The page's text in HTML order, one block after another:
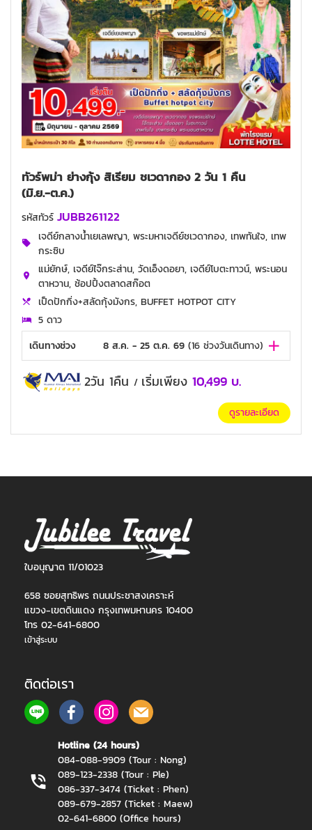
ทัวร์พม่า ย่างกุ้ง สิเรียม ชเวดากอง 2 วัน 1 คืน
(มิ.ย.-ต.ค.)
รหัสทัวร์ JUBB261122
เจดีย์กลางน้ำเยเลพญา, พระมหาเจดีย์ชเวดากอง, เทพทันใจ, เทพ
กระซิบ
แม่ยักษ์, เจดีย์ไจ๊กระส่าน, วัดเอ็งดอยา, เจดีย์โบตะทาวน์, พระนอน
ตาหวาน, ช้อปปิ้งตลาดสก๊อต
เป็ดปักกิ่ง+สลัดกุ้งมังกร, BUFFET HOTPOT CITY
5 ดาว
เดินทางช่วง
8 ส.ค. - 25 ต.ค. 69 (16 ช่วงวันเดินทาง)
2วัน 1คืน / เริ่มเพียง 10,499 บ.
ดูรายละเอียด
ใบอนุญาต 11/01023
658 ซอยสุทธิพร ถนนประชาสงเคราะห์
แขวง-เขตดินแดง กรุงเทพมหานคร 10400
โทร 02-641-6800
เข้าสู่ระบบ
ติดต่อเรา
Hotline (24 hours)
084-088-9909 (Tour : Nong)
089-123-2338 (Tour : Ple)
086-337-3474 (Ticket : Phen)
089-679-2857 (Ticket : Maew)
02-641-6800 (Office hours)